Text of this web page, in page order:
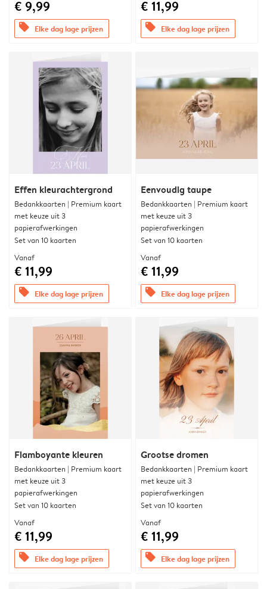
€ 9,99
offers Elke dag lage prijzen
€ 11,99
offers Elke dag lage prijzen
Effen kleurachtergrond
Bedankkaarten | Premium kaart
met keuze uit 3
papierafwerkingen
Set van 10 kaarten
Vanaf
€ 11,99
offers Elke dag lage prijzen
Eenvoudig taupe
Bedankkaarten | Premium kaart
met keuze uit 3
papierafwerkingen
Set van 10 kaarten
Vanaf
€ 11,99
offers Elke dag lage prijzen
Flamboyante kleuren
Bedankkaarten | Premium kaart
met keuze uit 3
papierafwerkingen
Set van 10 kaarten
Vanaf
€ 11,99
offers Elke dag lage prijzen
Grootse dromen
Bedankkaarten | Premium kaart
met keuze uit 3
papierafwerkingen
Set van 10 kaarten
Vanaf
€ 11,99
offers Elke dag lage prijzen